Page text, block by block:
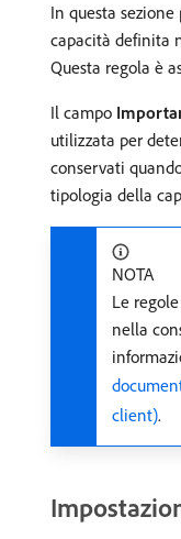
In questa
capacità definita
Questa regola è
Il campo
utilizzata per
conservati
tipologia della
NOTA
Le
nella
client).